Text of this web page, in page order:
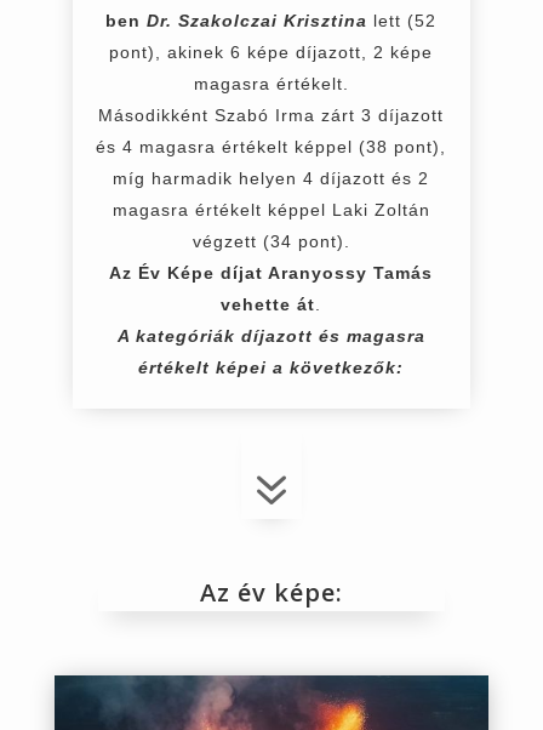
benDr. Szakolczai Krisztina lett (52
pont), akinek 6 képe díjazott, 2 képe
magasra értékelt.
Másodikként Szabó Irma zárt 3 díjazott
és 4 magasra értékelt képpel (38 pont),
míg harmadik helyen 4 díjazott és 2
magasra értékelt képpel Laki Zoltán
végzett (34 pont).
Az Év Képe díjat Aranyossy Tamás
vehette át
A kategóriák díjazott és magasra
értékelt képei a következők:
7
Az év képe: